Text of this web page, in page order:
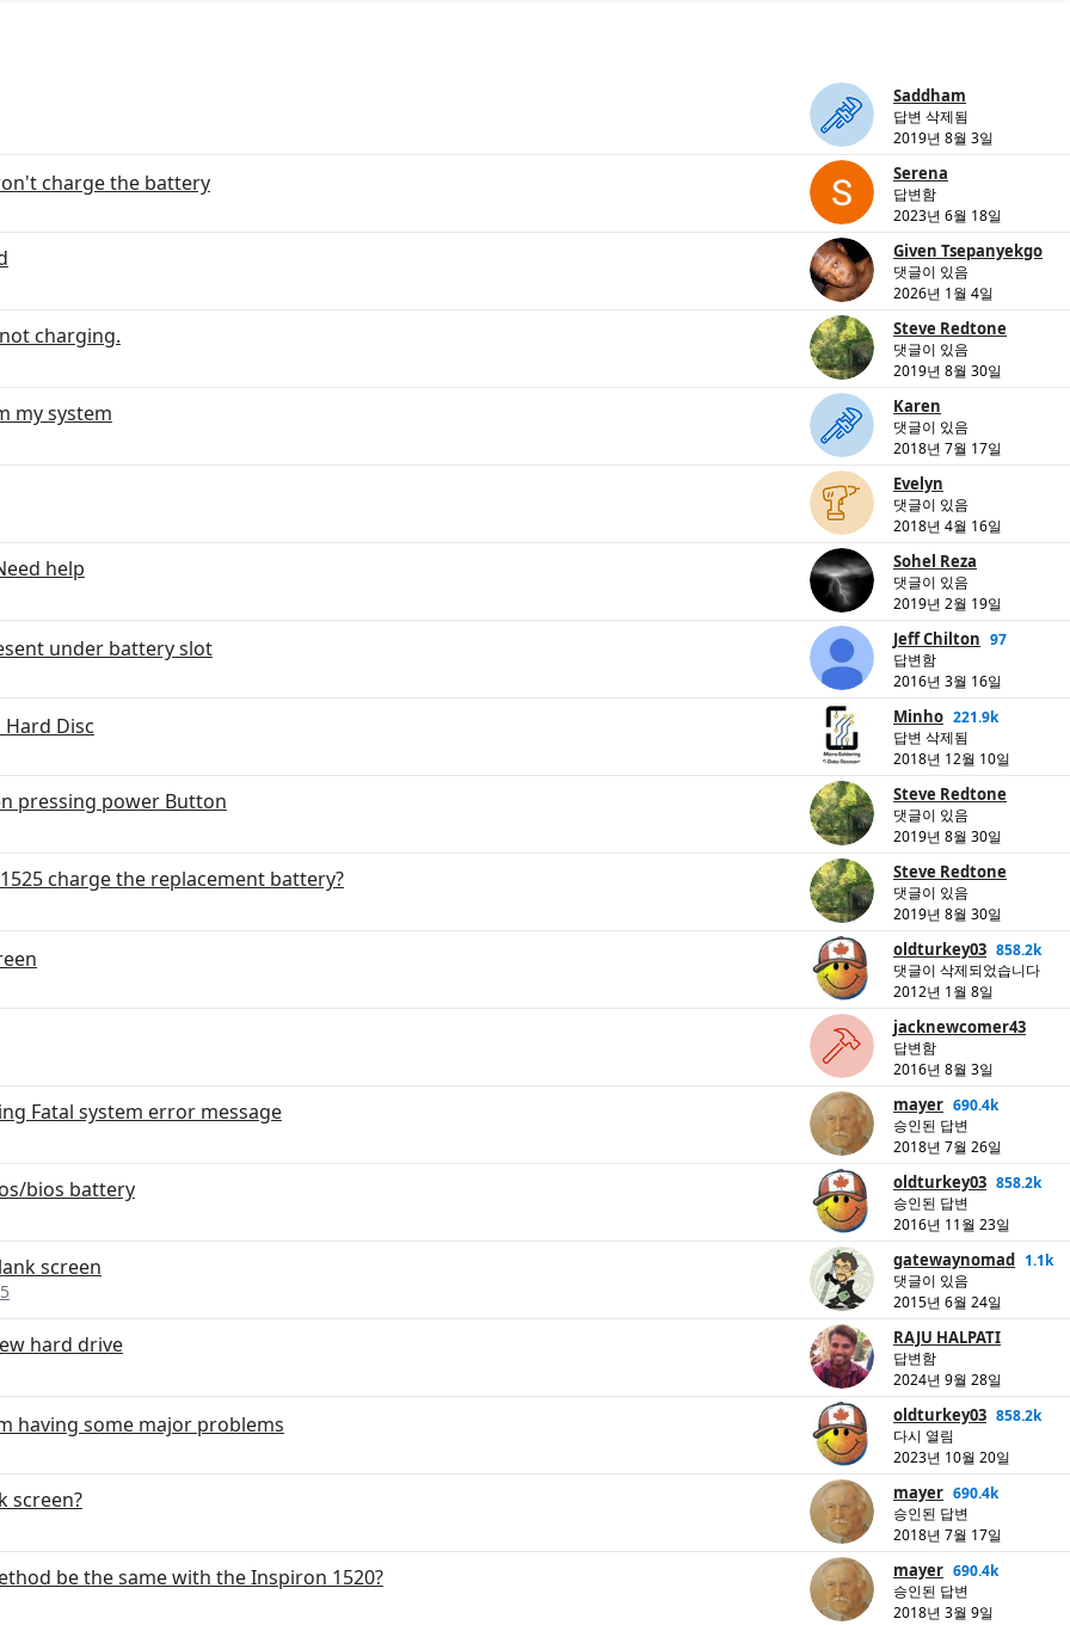
Saddham
답변 삭제됨
2019년 8월 3일
charge the battery Serena
답변함
2023년 6월 18일
Given Tsepanyekgo
댓글이 있음
2026년 1월 4일
charging. Steve Redtone
댓글이 있음
2019년 8월 30일
my system Karen
댓글이 있음
2018년 7월 17일
Evelyn
댓글이 있음
2018년 4월 16일
help Sohel Reza
댓글이 있음
2019년 2월 19일
under battery slot Jeff Chilton 97
답변함
2016년 3월 16일
Disc Minho 221.9k
답변 삭제됨
2018년 12월 10일
pressing power Button Steve Redtone
댓글이 있음
2019년 8월 30일
charge the replacement battery? Steve Redtone
댓글이 있음
2019년 8월 30일
oldturkey03 858.2k
댓글이 삭제되었습니다
2012년 1월 8일
jacknewcomer43
답변함
2016년 8월 3일
Fatal system error message mayer 690.4k
승인된 답변
2018년 7월 26일
bios battery oldturkey03 858.2k
승인된 답변
2016년 11월 23일
screen gatewaynomad 1.1k
댓글이 있음
2015년 6월 24일
hard drive RAJU HALPATI
답변함
2024년 9월 28일
having some major problems oldturkey03 858.2k
다시 열림
2023년 10월 20일
screen? mayer 690.4k
승인된 답변
2018년 7월 17일
be the same with the Inspiron 1520? mayer 690.4k
승인된 답변
2018년 3월 9일